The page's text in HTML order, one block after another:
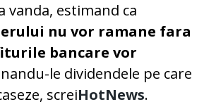
vanda, estimand ca
nu vor ramane fara
bancare vor
le dividendele pe care
screiHotNews.